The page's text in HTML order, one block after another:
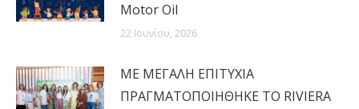
Motor Oil
22 Ιουνίου, 2026
MΕ ΜΕΓΑΛΗ ΕΠΙΤΥΧΙΑ
ΠΡΑΓΜΑΤΟΠΟΙΗΘΗΚΕ ΤΟ RIVIERA